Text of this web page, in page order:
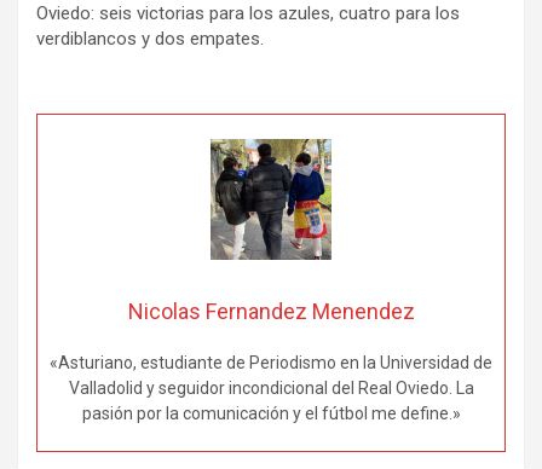
Oviedo: seis victorias para los azules, cuatro para los
verdiblancos y dos empates.
Nicolas Fernandez Menendez
«Asturiano, estudiante de Periodismo en la Universidad de
Valladolid y seguidor incondicional del Real Oviedo. La
pasión por la comunicación y el fútbol me define.»